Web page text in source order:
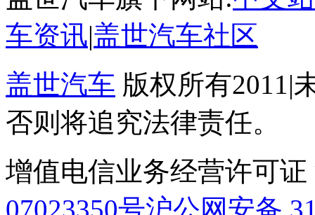
车资讯|盖世汽车社区
盖世汽车 版权所有2011|
否则将追究法律责任。
增值电信业务经营许可证